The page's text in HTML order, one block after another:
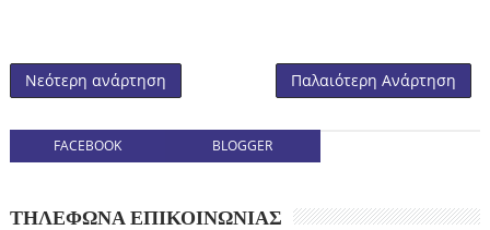
Νεότερη ανάρτηση Παλαιότερη Ανάρτηση
FACEBOOK BLOGGER
ΤΗΛΕΦΩΝΑ ΕΠΙΚΟΙΝΩΝΙΑΣ